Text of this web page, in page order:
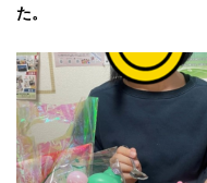
た。